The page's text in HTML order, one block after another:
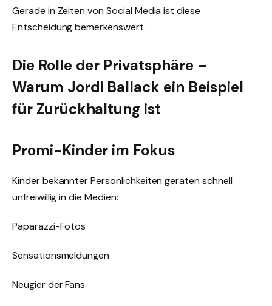
Gerade in Zeiten von Social Media ist diese
Entscheidung bemerkenswert.
Die Rolle der Privatsphäre –
Warum Jordi Ballack ein Beispiel
für Zurückhaltung ist
Promi-Kinder im Fokus
Kinder bekannter Persönlichkeiten geraten schnell
unfreiwillig in die Medien:
Paparazzi-Fotos
Sensationsmeldungen
Neugier der Fans